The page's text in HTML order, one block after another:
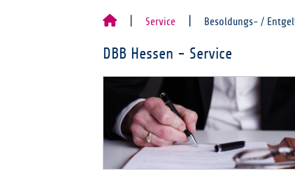
Service Besoldungs- /
DBB Hessen - Service